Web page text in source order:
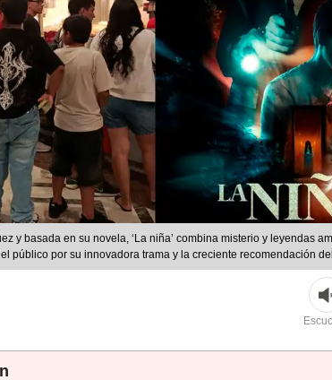
y basada en su novela, ‘La niña’ combina misterio y leyendas
público por su innovadora trama y la creciente recomendación del